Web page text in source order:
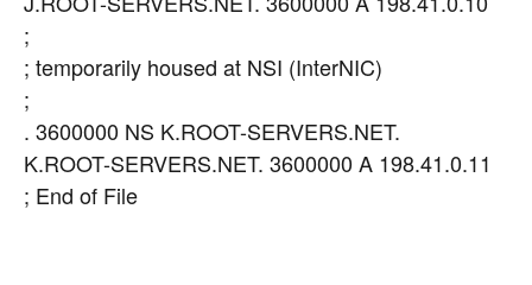
;
; temporarily housed at NSI (InterNIC)
;
. 3600000 NS K.ROOT-SERVERS.NET.
K.ROOT-SERVERS.NET. 3600000 A 198.41.0.11
; End of File